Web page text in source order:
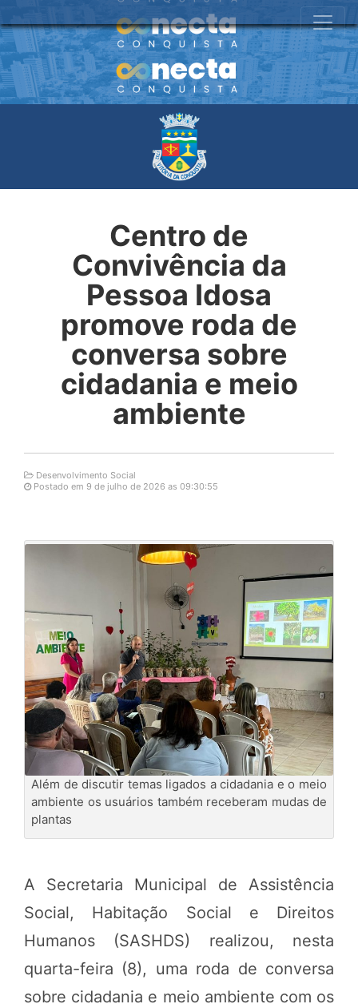
Centro de
Convivência da
Pessoa Idosa
promove roda de
conversa sobre
cidadania e meio
ambiente
Desenvolvimento Social
Postado em 9 de julho de 2026 as 09:30:55
Além de discutir temas ligados a cidadania e o meio
ambiente os usuários também receberam mudas de
plantas
A Secretaria Municipal de Assistência
Social, Habitação Social e Direitos
Humanos (SASHDS) realizou, nesta
quarta-feira (8), uma roda de conversa
sobre cidadania e meio ambiente com os